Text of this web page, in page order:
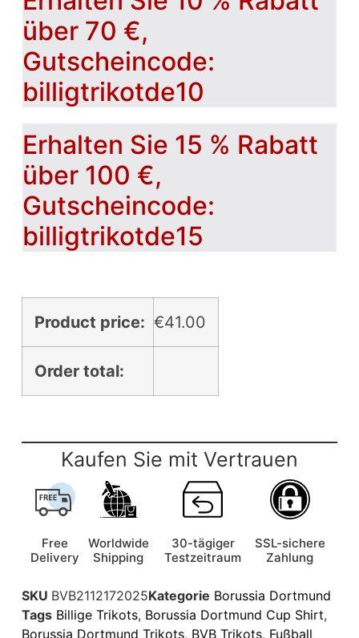
über 70 €,
Gutscheincode:
billigtrikotde10
Erhalten Sie 15 % Rabatt
über 100 €,
Gutscheincode:
billigtrikotde15
Product price: €41.00
Order total:
Kaufen Sie mit Vertrauen
Free
Delivery
Worldwide
Shipping
30-tägiger
Testzeitraum
SSL-sichere
Zahlung
SKU BVB2112172025Kategorie Borussia Dortmund
Tags Billige Trikots, Borussia Dortmund Cup Shirt,
Borussia Dortmund Trikots, BVB Trikots, Fußball